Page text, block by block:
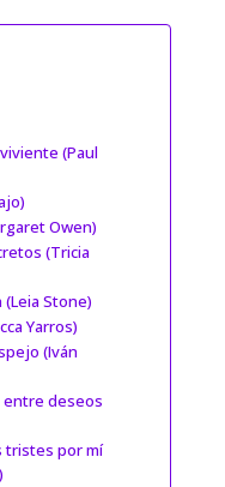
(Paul
Owen)
(Tricia
(Leia Stone)
Yarros)
(Iván
entre deseos
tristes por mí